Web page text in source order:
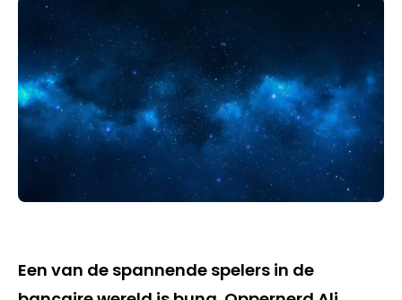
Een van de spannende spelers in de